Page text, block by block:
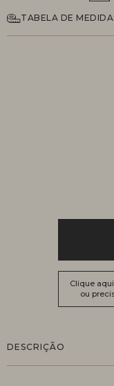
TABELA DE
Clique
ou
DESCRIÇÃO